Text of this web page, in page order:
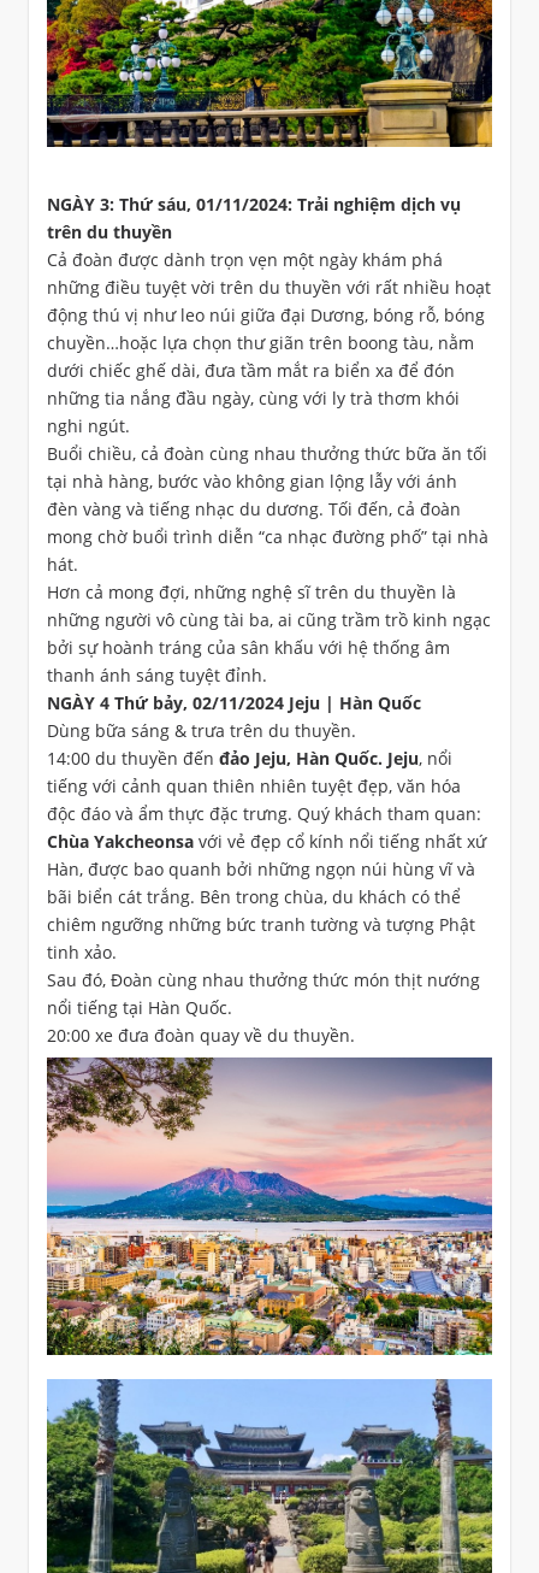
NGÀY 3: Thứ sáu, 01/11/2024: Trải nghiệm dịch vụ
trên du thuyền
Cả đoàn được dành trọn vẹn một ngày khám phá
những điều tuyệt vời trên du thuyền với rất nhiều hoạt
động thú vị như leo núi giữa đại Dương, bóng rỗ, bóng
chuyền…hoặc lựa chọn thư giãn trên boong tàu, nằm
dưới chiếc ghế dài, đưa tầm mắt ra biển xa để đón
những tia nắng đầu ngày, cùng với ly trà thơm khói
nghi ngút.
Buổi chiều, cả đoàn cùng nhau thưởng thức bữa ăn tối
tại nhà hàng, bước vào không gian lộng lẫy với ánh
đèn vàng và tiếng nhạc du dương. Tối đến, cả đoàn
mong chờ buổi trình diễn “ca nhạc đường phố” tại nhà
hát.
Hơn cả mong đợi, những nghệ sĩ trên du thuyền là
những người vô cùng tài ba, ai cũng trầm trồ kinh ngạc
bởi sự hoành tráng của sân khấu với hệ thống âm
thanh ánh sáng tuyệt đỉnh.
NGÀY 4 Thứ bảy, 02/11/2024 Jeju | Hàn Quốc
Dùng bữa sáng & trưa trên du thuyền.
14:00 du thuyền đến đảo Jeju, Hàn Quốc. Jeju, nổi
tiếng với cảnh quan thiên nhiên tuyệt đẹp, văn hóa
độc đáo và ẩm thực đặc trưng. Quý khách tham quan:
Chùa Yakcheonsa với vẻ đẹp cổ kính nổi tiếng nhất xứ
Hàn, được bao quanh bởi những ngọn núi hùng vĩ và
bãi biển cát trắng. Bên trong chùa, du khách có thể
chiêm ngưỡng những bức tranh tường và tượng Phật
tinh xảo.
Sau đó, Đoàn cùng nhau thưởng thức món thịt nướng
nổi tiếng tại Hàn Quốc.
20:00 xe đưa đoàn quay về du thuyền.